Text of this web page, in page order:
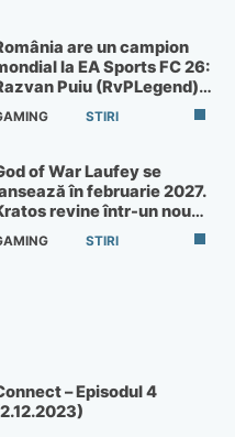
are un campion
la EA Sports FC 26:
Puiu (RvPLegend)
turneul de la Paris
STIRI
of War Laufey se
în februarie 2027.
revine într-un nou
of War
STIRI
– Episodul 4